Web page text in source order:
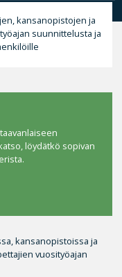
kansanopistojen ja
suunnittelusta ja
kansanopistoissa ja
vuosityöajan
löydätkö sopivan